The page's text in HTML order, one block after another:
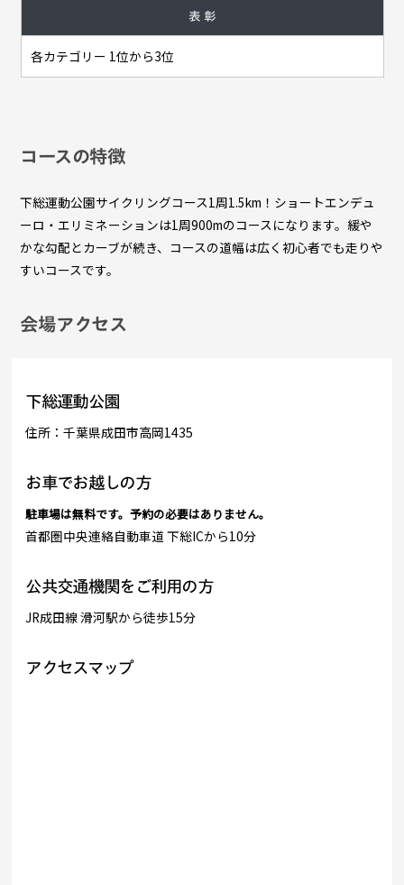
表 彰
各カテゴリー 1位から3位
コースの特徴
下総運動公園サイクリングコース1周1.5km！ショートエンデュ
ーロ・エリミネーションは1周900mのコースになります。緩や
かな勾配とカーブが続き、コースの道幅は広く初心者でも走りや
すいコースです。
会場アクセス
下総運動公園
住所：千葉県成田市高岡1435
お車でお越しの方
駐車場は無料です。予約の必要はありません。
首都圏中央連絡自動車道 下総ICから10分
公共交通機関をご利用の方
JR成田線 滑河駅から徒歩15分
アクセスマップ